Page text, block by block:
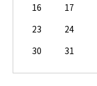
16
17
23
24
30
31